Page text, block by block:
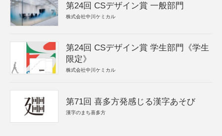
第24回 CSデザイン賞 一般部門
株式会社中川ケミカル
第24回 CSデザイン賞 学生部門《学生
限定》
株式会社中川ケミカル
第71回 喜多方発感じる漢字あそび
漢字のまち喜多方